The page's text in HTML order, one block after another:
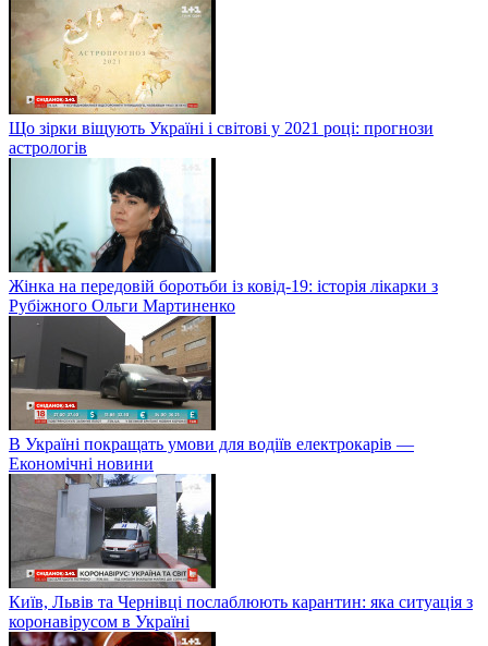
Що зірки віщують Україні і світові у 2021 році: прогнози
астрологів
Жінка на передовій боротьби із ковід-19: історія лікарки з
Рубіжного Ольги Мартиненко
В Україні покращать умови для водіїв електрокарів —
Економічні новини
Київ, Львів та Чернівці послаблюють карантин: яка ситуація з
коронавірусом в Україні